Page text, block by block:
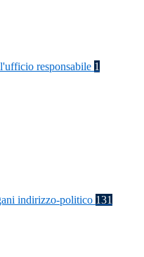
responsabile 1
indirizzo-politico 131